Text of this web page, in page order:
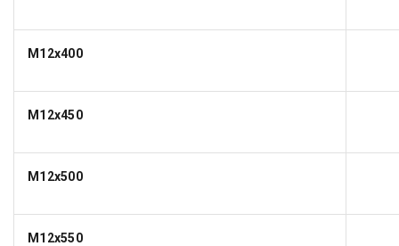
M12x400
M12x450
M12x500
M12x550